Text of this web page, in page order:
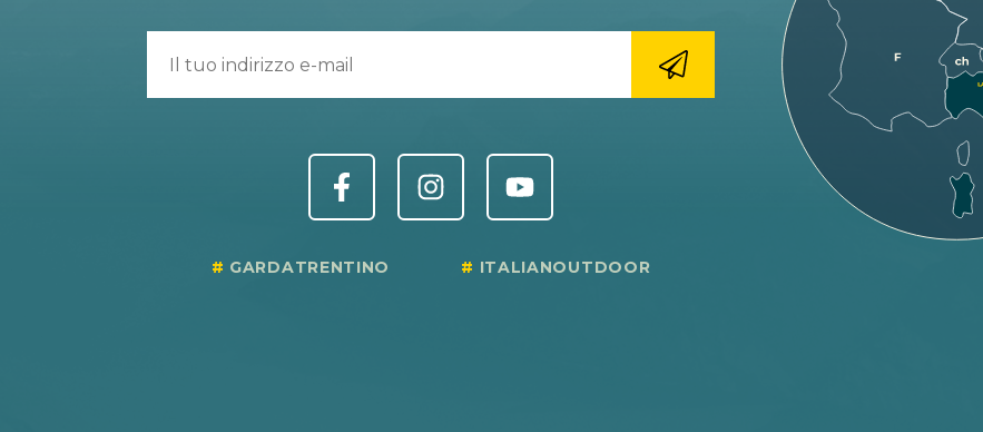
GARDATRENTINO ITALIANOUTDOOR